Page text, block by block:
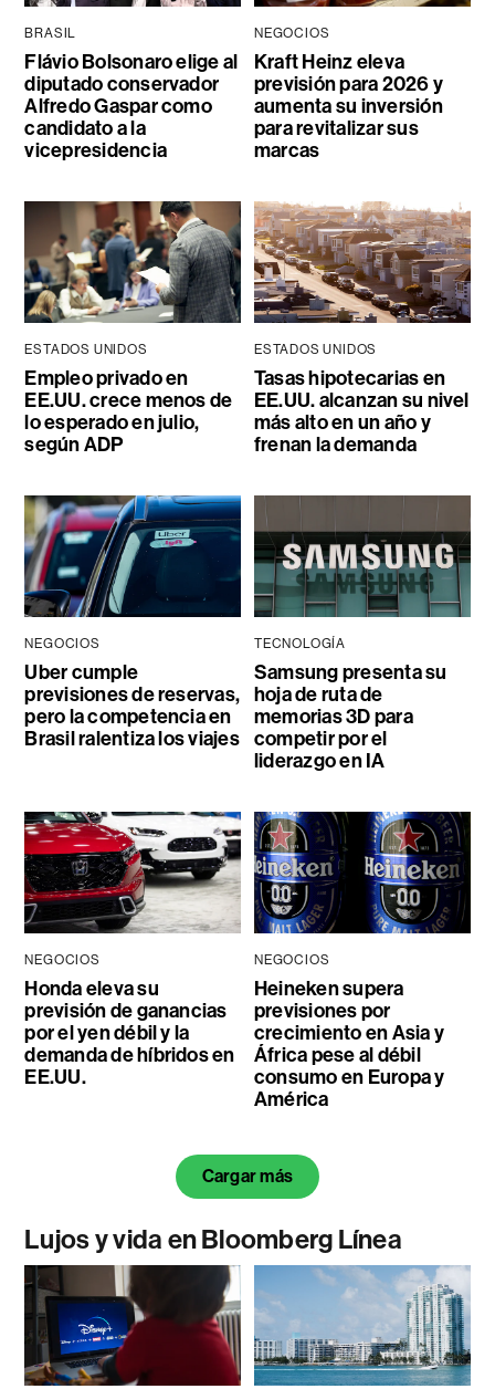
BRASIL
Flávio Bolsonaro elige al
diputado conservador
Alfredo Gaspar como
candidato a la
vicepresidencia
NEGOCIOS
Kraft Heinz eleva
previsión para 2026 y
aumenta su inversión
para revitalizar sus
marcas
ESTADOS UNIDOS
Empleo privado en
EE.UU. crece menos de
lo esperado en julio,
según ADP
ESTADOS UNIDOS
Tasas hipotecarias en
EE.UU. alcanzan su nivel
más alto en un año y
frenan la demanda
NEGOCIOS
Uber cumple
previsiones de reservas,
pero la competencia en
Brasil ralentiza los viajes
TECNOLOGÍA
Samsung presenta su
hoja de ruta de
memorias 3D para
competir por el
liderazgo en IA
NEGOCIOS
Honda eleva su
previsión de ganancias
por el yen débil y la
demanda de híbridos en
EE.UU.
NEGOCIOS
Heineken supera
previsiones por
crecimiento en Asia y
África pese al débil
consumo en Europa y
América
Cargar más
Lujos y vida en Bloomberg Línea